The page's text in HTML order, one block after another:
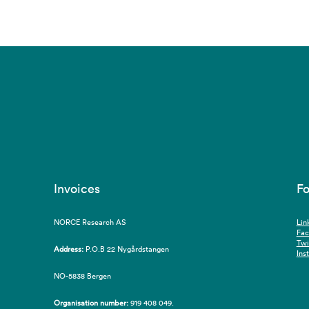
Invoices
NORCE Research AS
Address: P.O.B 22 Nygårdstangen
NO-5838 Bergen
Organisation number:919 408 049.